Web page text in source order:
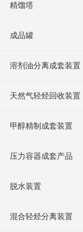
精馏塔
成品罐
溶剂油分离成套装置
天然气轻烃回收装置
甲醇精制成套装置
压力容器成套产品
脱水装置
混合轻烃分离装置